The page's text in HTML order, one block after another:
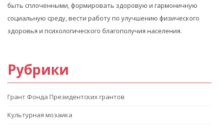
быть сплоченными, формировать здоровую и гармоничную
социальную среду, вести работу по улучшению физического
здоровья и психологического благополучия населения.
Рубрики
Грант Фонда Президентских грантов
Культурная мозаика